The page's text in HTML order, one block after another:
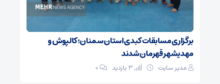
برگزاری مسابقات کبدی استان سمنان؛ کالپوش و
مهدیشهر قهرمان شدند
مدیر سایت ۰